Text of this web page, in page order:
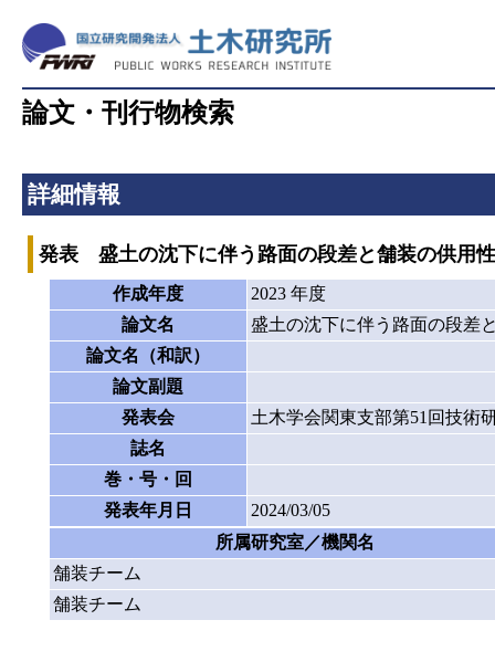
論文・刊行物検索
詳細情報
発表 盛土の沈下に伴う路面の段差と舗装の供用
作成年度
2023 年度
論文名
盛土の沈下に伴う路面の段差
論文名（和訳）
論文副題
発表会
土木学会関東支部第51回技術
誌名
巻・号・回
発表年月日
2024/03/05
所属研究室／機関名
舗装チーム
舗装チーム